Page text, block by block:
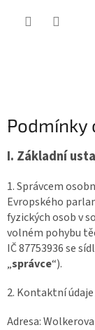
Podmínky
I. Základní
1. Správcem
Evropského
fyzických osob v
volném pohybu
IČ 87753936se
„správce“).
2. Kontaktní
Adresa: